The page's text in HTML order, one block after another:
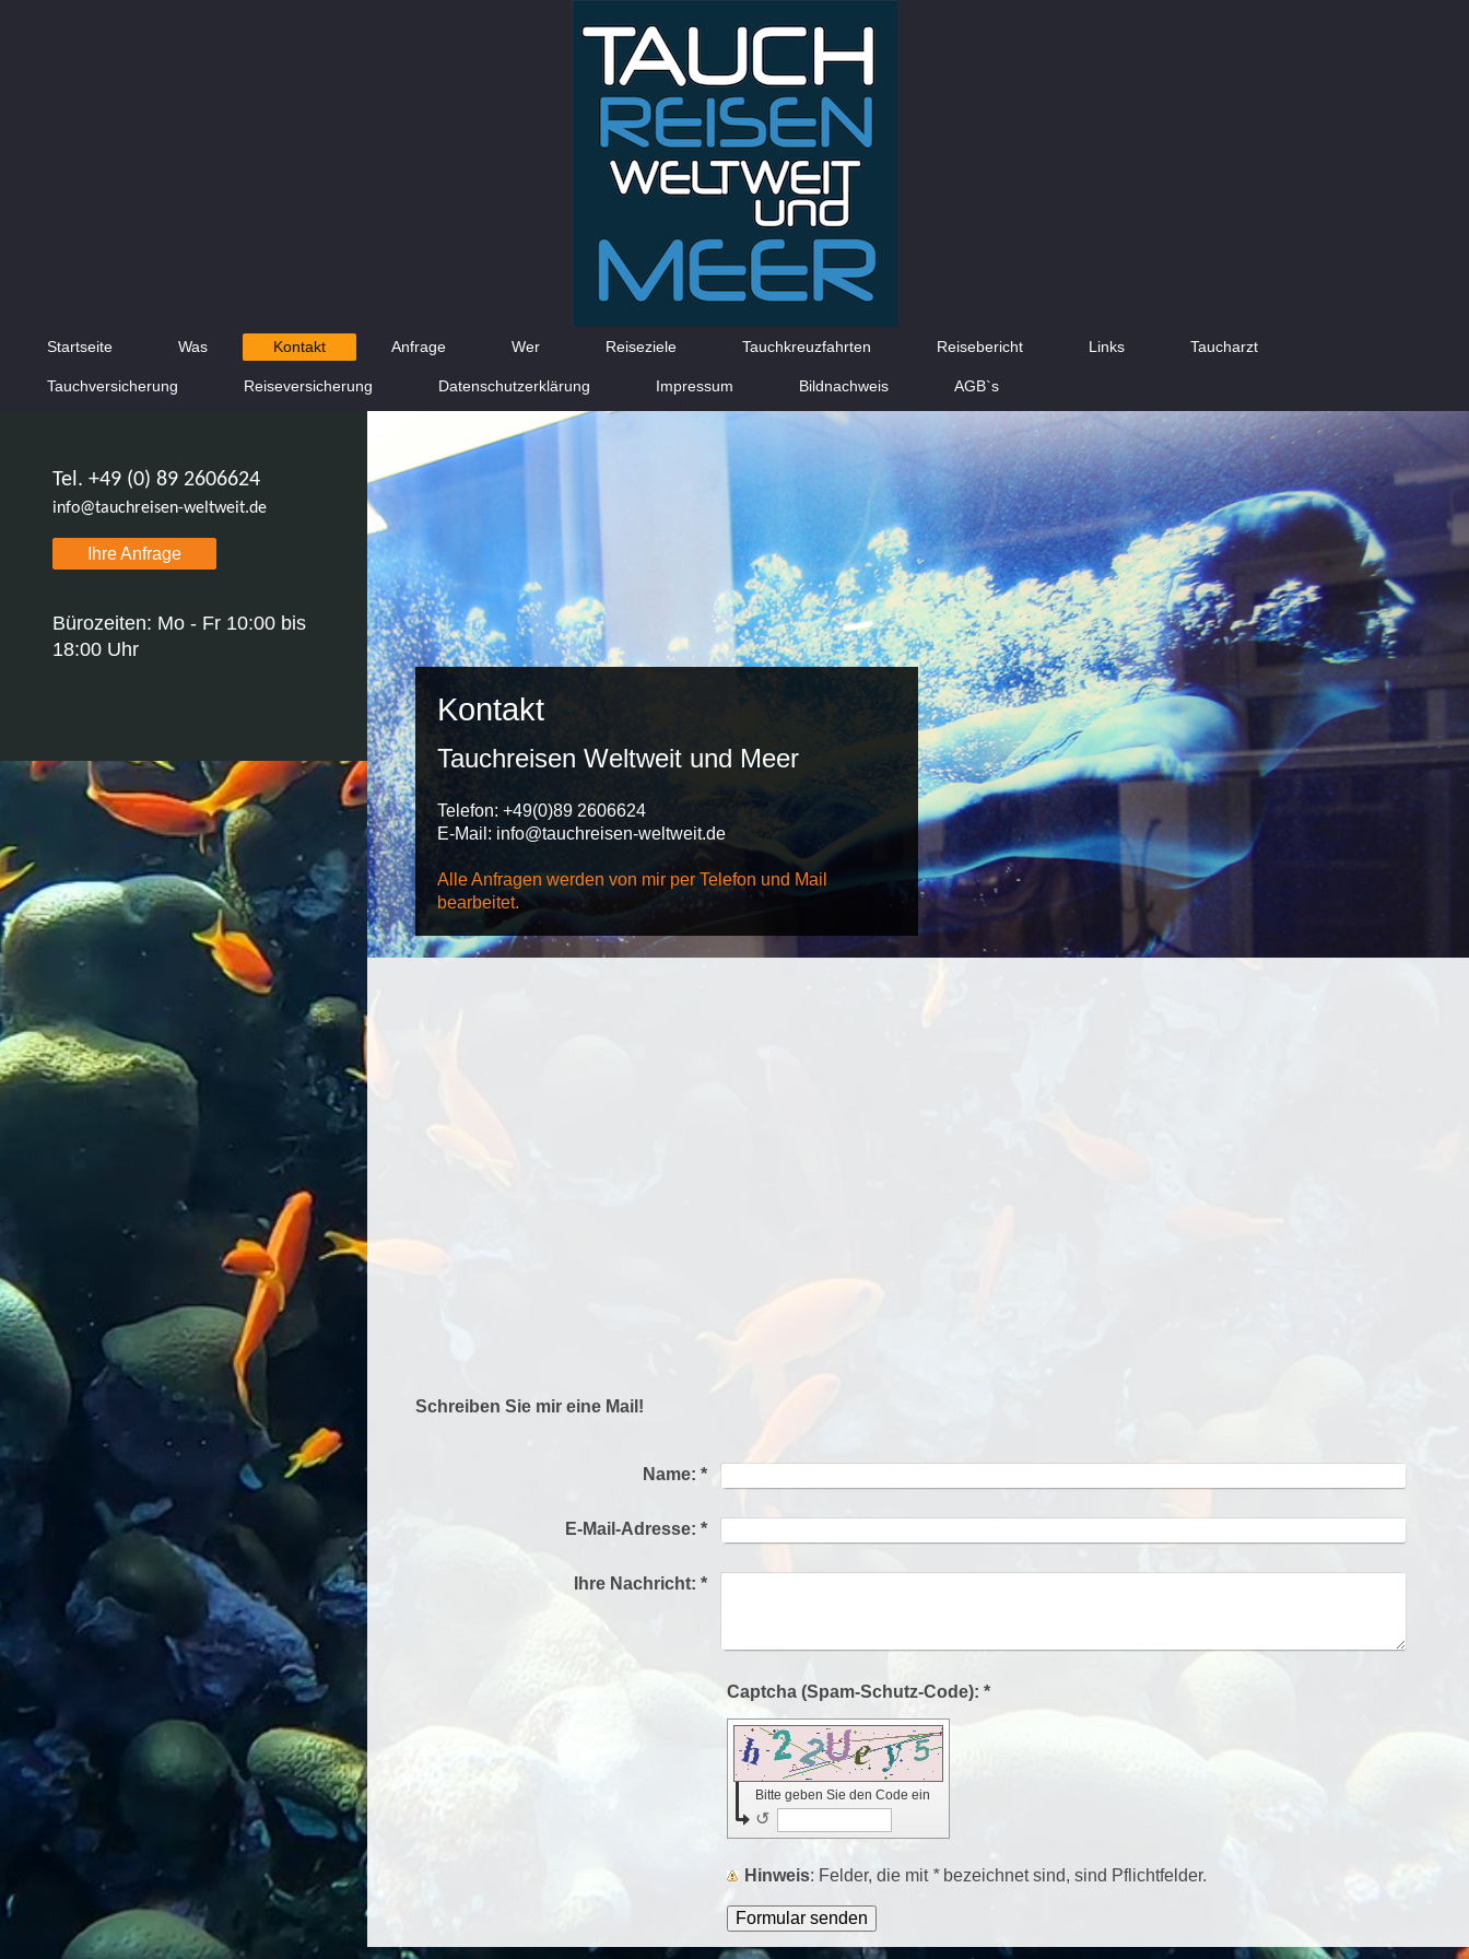
Startseite Was Kontakt Anfrage Wer Reiseziele Tauchkreuzfahrten Reisebericht Links Taucharzt
Tauchversicherung Reiseversicherung Datenschutzerklärung Impressum Bildnachweis AGB`s
Kontakt
Tauchreisen Weltweit und Meer
Telefon: +49(0)89 2606624
E-Mail: info@tauchreisen-weltweit.de
Alle Anfragen werden von mir per Telefon und Mail
bearbeitet.
Schreiben Sie mir eine Mail!
Name: *
E-Mail-Adresse: *
Ihre Nachricht: *
Captcha (Spam-Schutz-Code): *
Bitte geben Sie den Code ein
↺
Hinweis : Felder, die mit *bezeichnet sind, sind Pflichtfelder.
Tel. +49 (0) 89 2606624
info@tauchreisen-weltweit.de
Ihre Anfrage
Bürozeiten: Mo - Fr 10:00 bis
18:00 Uhr